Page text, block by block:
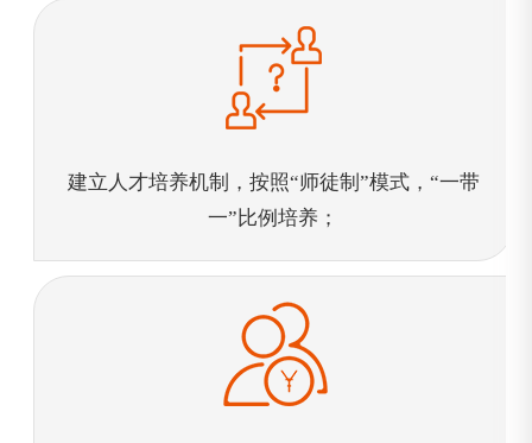
建立人才培养机制，按照“师徒制”模式，“一带
一”比例培养；